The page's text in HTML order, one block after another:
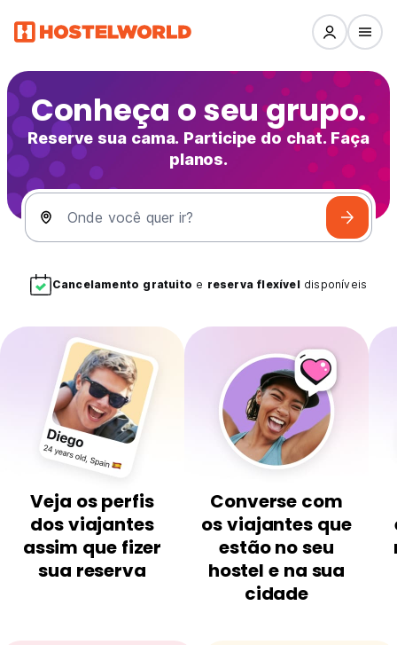
Conheça o seu grupo.
Reserve sua cama. Participe do chat. Faça
planos.
Onde você quer ir?
Cancelamento gratuito e reserva flexíveldisponíveis
Veja os perfis
dos viajantes
assim que fizer
sua reserva
Converse com
os viajantes que
estão no seu
hostel e na sua
cidade